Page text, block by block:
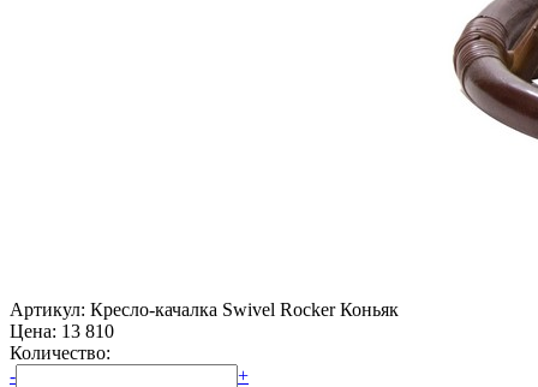
Артикул: Кресло-качалка Swivel Rocker Коньяк
Цена: 13 810
Количество:
-
+